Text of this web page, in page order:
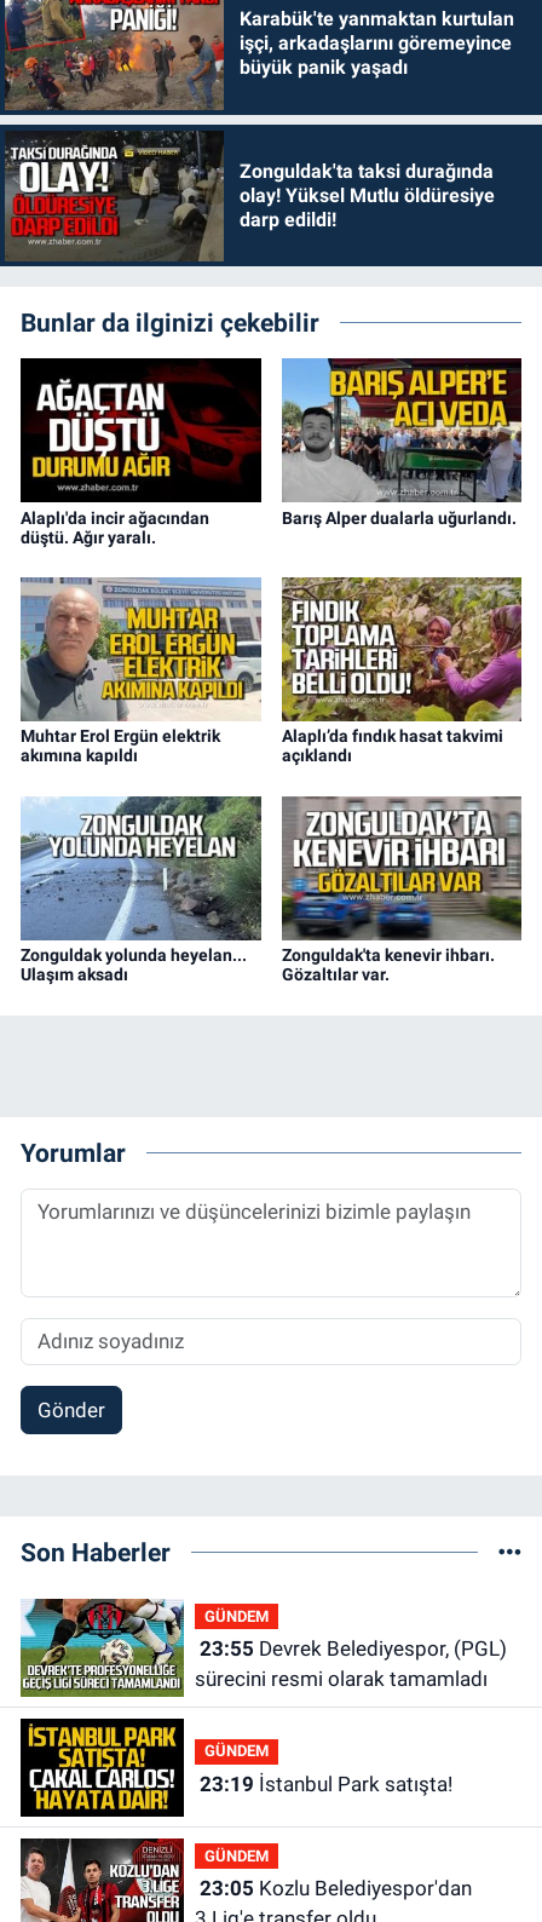
Karabük'te yanmaktan kurtulan
işçi, arkadaşlarını göremeyince
büyük panik yaşadı
Zonguldak'ta taksi durağında
olay! Yüksel Mutlu öldüresiye
darp edildi!
Bunlar da ilginizi çekebilir
Alaplı'da incir ağacından
düştü. Ağır yaralı.
Barış Alper dualarla uğurlandı.
Muhtar Erol Ergün elektrik
akımına kapıldı
Alaplı’da fındık hasat takvimi
açıklandı
Zonguldak yolunda heyelan...
Ulaşım aksadı
Zonguldak'ta kenevir ihbarı.
Gözaltılar var.
Yorumlar
Gönder
Son Haberler
GÜNDEM
23:55
sürecini resmi olarak tamamladı
GÜNDEM
23:19 İstanbul Park satışta!
GÜNDEM
23:05